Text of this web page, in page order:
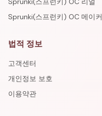
Sprunki(스프런키) OC 메이커
법적 정보
고객센터
개인정보 보호
이용약관